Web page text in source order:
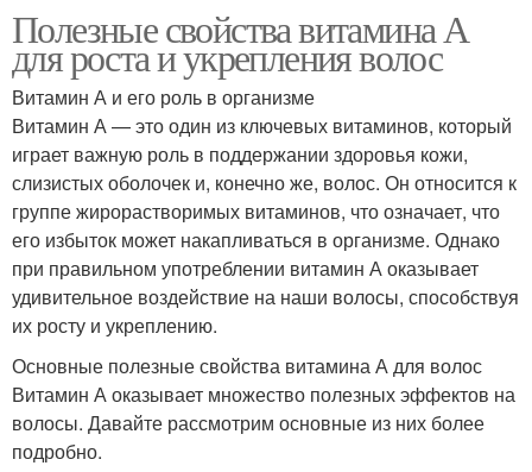
Полезные свойства витамина А
для роста и укрепления волос
Витамин А и его роль в организме
Витамин А — это один из ключевых витаминов, который
играет важную роль в поддержании здоровья кожи,
слизистых оболочек и, конечно же, волос. Он относится к
группе жирорастворимых витаминов, что означает, что
его избыток может накапливаться в организме. Однако
при правильном употреблении витамин А оказывает
удивительное воздействие на наши волосы, способствуя
их росту и укреплению.
Основные полезные свойства витамина А для волос
Витамин А оказывает множество полезных эффектов на
волосы. Давайте рассмотрим основные из них более
подробно.